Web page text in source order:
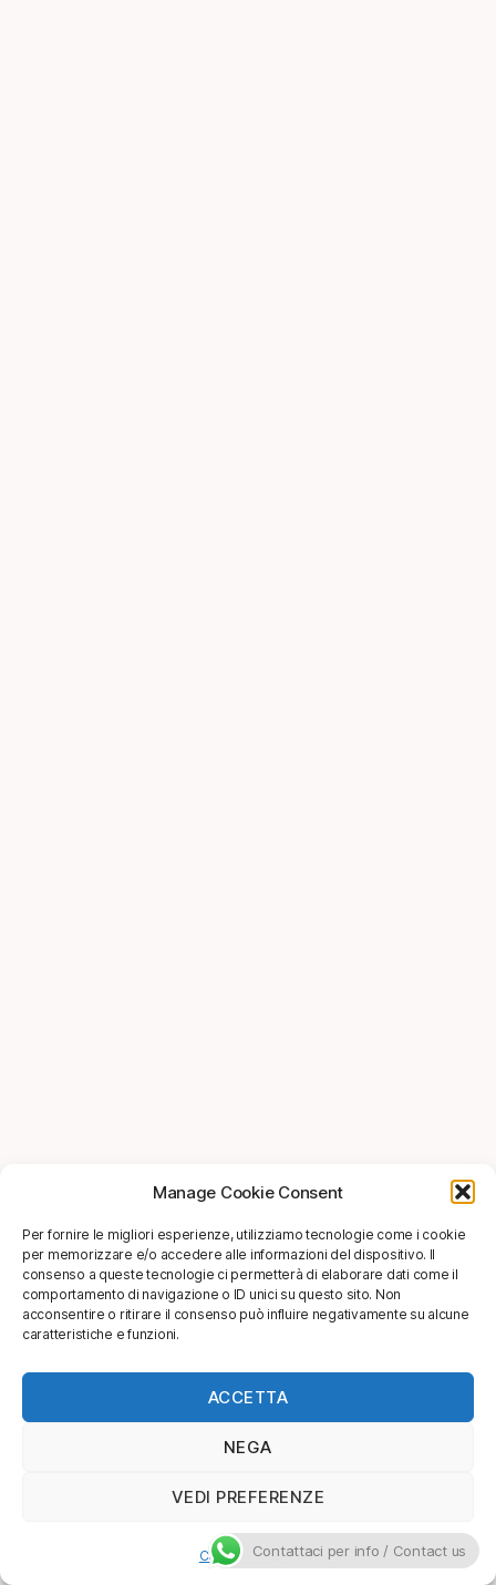
Manage Cookie Consent
Per fornire le migliori esperienze, utilizziamo tecnologie come i cookie
per memorizzare e/o accedere alle informazioni del dispositivo. Il
consenso a queste tecnologie ci permetterà di elaborare dati come il
comportamento di navigazione o ID unici su questo sito. Non
acconsentire o ritirare il consenso può influire negativamente su alcune
caratteristiche e funzioni.
ACCETTA
NEGA
VEDI PREFERENZE
Cookie PolicyContattaci per info / Contact us